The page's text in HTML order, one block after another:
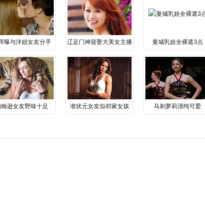
曝与洋妞女友分手 辽足门神迎娶大美女主播 曼城乳娃全裸遮3点
逊女友野味十足 准状元女友似邻家女孩 马刺萝莉清纯可爱